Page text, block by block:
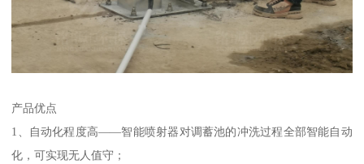
产品优点
1、自动化程度高——智能喷射器对调蓄池的冲洗过程全部智能自动
化，可实现无人值守；